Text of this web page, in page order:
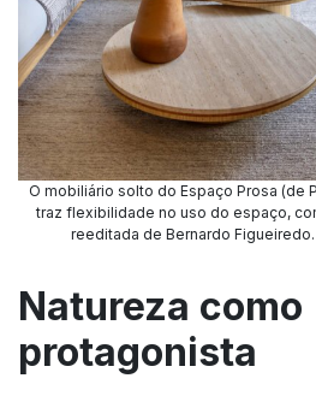
O mobiliário solto do Espaço Prosa (de
traz flexibilidade no uso do espaço,
reeditada de Bernardo
Natureza como
protagonista